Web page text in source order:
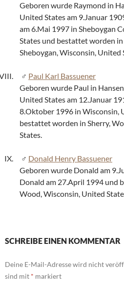
Geboren wurde Raymond in
United States am 9.Januar
am 6.Mai 1997 in Sheboygan
States und bestattet worden in
Sheboygan, Wisconsin, United
Paul Karl Bassuener
Geboren wurde Paul in
United States am 12.Januar
8.Oktober 1996 in Wisconsin,
bestattet worden in Sherry,
States.
Donald Henry Bassuener
Geboren wurde Donald am
Donald am 27.April 1994 und
Wood, Wisconsin, United
SCHREIBE EINEN KOMMENTAR
Deine E-Mail-Adresse wird nicht
sind mit * markiert